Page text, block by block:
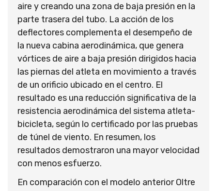
aire y creando una zona de baja presión en la
parte trasera del tubo. La acción de los
deflectores complementa el desempeño de
la nueva cabina aerodinámica, que genera
vórtices de aire a baja presión dirigidos hacia
las piernas del atleta en movimiento a través
de un orificio ubicado en el centro. El
resultado es una reducción significativa de la
resistencia aerodinámica del sistema atleta-
bicicleta, según lo certificado por las pruebas
de túnel de viento. En resumen, los
resultados demostraron una mayor velocidad
con menos esfuerzo.
En comparación con el modelo anterior Oltre